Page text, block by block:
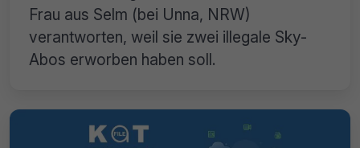
Frau aus Selm (bei Unna, NRW)
verantworten, weil sie zwei illegale Sky-
Abos erworben haben soll.